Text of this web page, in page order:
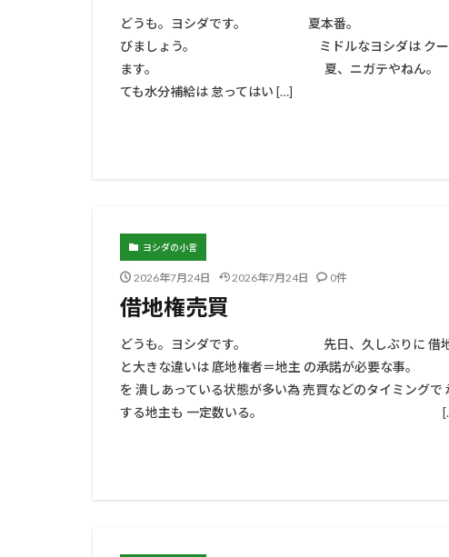
どうも。ヨシダです。 夏本番。 ヤングな
びましょう。 ミドルなヨシダは クーラーの
ます。 夏、ニガテや
ても水分補給は 怠ってはい […]
ヨシダの小言
2026年7月24日 2026年7月24日 0件
借地権売買
どうも。ヨシダです。 先日、久しぶりに 借地権
と大きな違いは 底地権者＝地主 の承諾が必
を 潰しあっている状態が多い為 売買などのタイミング
する地主も 一定数いる。